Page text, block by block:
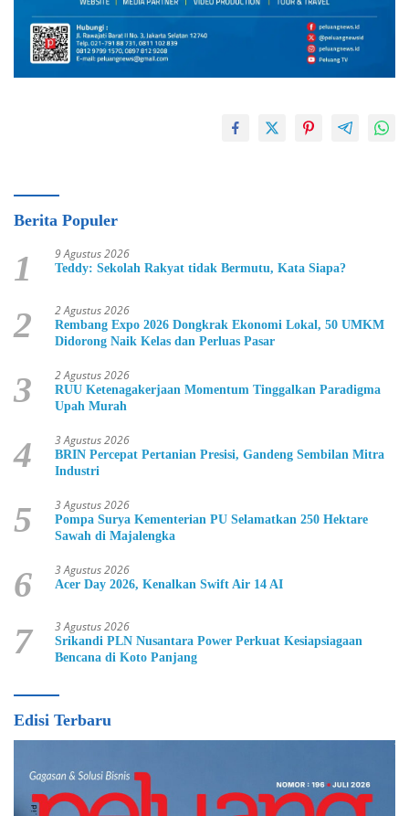
Berita Populer
1 9 Agustus 2026
Teddy: Sekolah Rakyat tidak Bermutu, Kata Siapa?
2 2 Agustus 2026
Rembang Expo 2026 Dongkrak Ekonomi Lokal, 50 UMKM
Didorong Naik Kelas dan Perluas Pasar
3 2 Agustus 2026
RUU Ketenagakerjaan Momentum Tinggalkan Paradigma
Upah Murah
4 3 Agustus 2026
BRIN Percepat Pertanian Presisi, Gandeng Sembilan Mitra
Industri
5 3 Agustus 2026
Pompa Surya Kementerian PU Selamatkan 250 Hektare
Sawah di Majalengka
6 3 Agustus 2026
Acer Day 2026, Kenalkan Swift Air 14 AI
7 3 Agustus 2026
Srikandi PLN Nusantara Power Perkuat Kesiapsiagaan
Bencana di Koto Panjang
Edisi Terbaru